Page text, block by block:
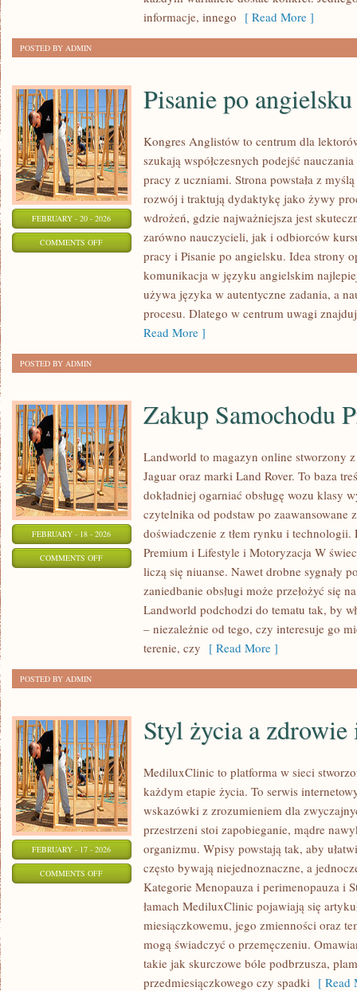
POLECAJKI
informacje, innego [ Read More ]
POSTED BY ADMIN
FEBRUARY - 20 - 2026
COMMENTS OFFON
ANGIELSKU
Pisanie po angielsku
Kongres Anglistów to centrum dla
szukają współczesnych podejść
pracy z uczniami. Strona powstała z
rozwój i traktują dydaktykę jako żywy
wdrożeń, gdzie najważniejsza jest
zarówno nauczycieli, jak i odbiorców
pracy i Pisanie po angielsku. Idea strony
komunikacja w języku angielskim
używa języka w autentyczne zadania, a
procesu. Dlatego w centrum uwagi
Read More ]
POSTED BY ADMIN
FEBRUARY - 18 - 2026
COMMENTS OFFON
SAMOCHODU
Zakup Samochodu
Landworld to magazyn online stworzony
Jaguar oraz marki Land Rover. To baza
dokładniej ogarniać obsługę wozu klasy
czytelnika od podstaw po zaawansowane
doświadczenie z tłem rynku i technologii.
Premium i Lifestyle i Motoryzacja W
liczą się niuanse. Nawet drobne sygnały
zaniedbanie obsługi może przełożyć się
Landworld podchodzi do tematu tak, by
– niezależnie od tego, czy interesuje go
terenie, czy [ Read More ]
POSTED BY ADMIN
FEBRUARY - 17 - 2026
COMMENTS OFFON
Styl życia a
MediluxClinic to platforma w sieci
każdym etapie życia. To serwis
wskazówki z zrozumieniem dla
przestrzeni stoi zapobieganie, mądre
organizmu. Wpisy powstają tak, aby
często bywają niejednoznaczne, a
Kategorie Menopauza i perimenopauza i
łamach MediluxClinic pojawiają się
miesiączkowemu, jego zmienności oraz
mogą świadczyć o przemęczeniu.
takie jak skurczowe bóle podbrzusza,
przedmiesiączkowego czy spadki [ Read